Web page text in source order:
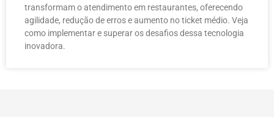
transformam o atendimento em restaurantes, oferecendo
agilidade, redução de erros e aumento no ticket médio. Veja
como implementar e superar os desafios dessa tecnologia
inovadora.